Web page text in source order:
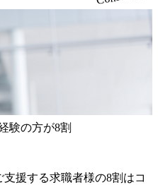
ェクトワークが可能 総合
通り、全方位のクライア
トが存在しており、手を上
ンジ機会を提供している
体の離職率10％以下、未経
定着率を誇る 大手ファー
り、ファーム経験者の場合
く「個人」の成⾧を重視す
なく、今ならReadyになれ
定した経営環境の下、コン
ル経験者の場合は、自らチ
ることが可能。その結
社平均は2～30%程度) 残業
バリューが出ていないから
とはしない DE&Iにおいて
者などさまざまなバックグ
境を整えている SDGsの推
等を行っている 部活動も活
ており、さまざまな役
のネットワーク形成・交流
プログラムが非常に充実</
七不思議紹介等、規模が大
験の方が8割
援する求職者様の8割はコ